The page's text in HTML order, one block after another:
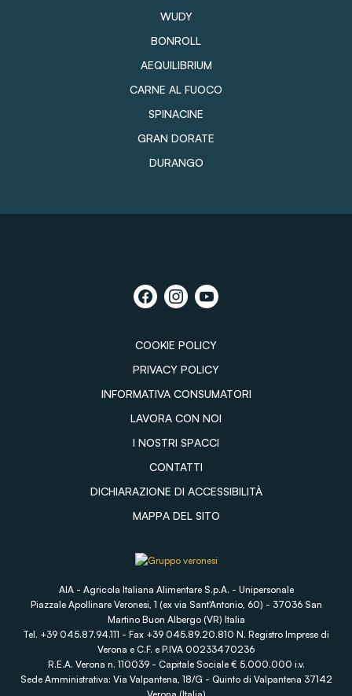
WUDY
BONROLL
AEQUILIBRIUM
CARNE AL FUOCO
SPINACINE
GRAN DORATE
DURANGO
COOKIE POLICY
PRIVACY POLICY
INFORMATIVA CONSUMATORI
LAVORA CON NOI
I NOSTRI SPACCI
CONTATTI
DICHIARAZIONE DI ACCESSIBILITÀ
MAPPA DEL SITO
AIA - Agricola Italiana Alimentare S.p.A. - Unipersonale
Piazzale Apollinare Veronesi, 1 (ex via Sant'Antonio, 60) - 37036 San
Martino Buon Albergo (VR) Italia
Tel. +39 045.87.94.111 - Fax +39 045.89.20.810 N. Registro Imprese di
Verona e C.F. e P.IVA 00233470236
R.E.A. Verona n. 110039 - Capitale Sociale € 5.000.000 i.v.
Sede Amministrativa: Via Valpantena, 18/G - Quinto di Valpantena 37142